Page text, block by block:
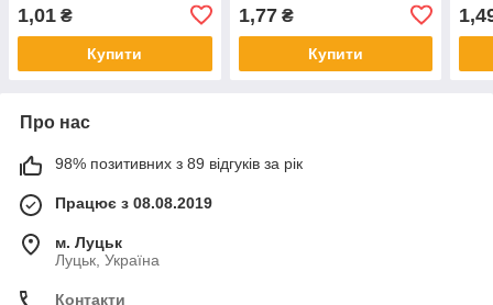
1,01 ₴
Купити
1,77₴
Купити
Про нас
98% позитивних з 89 відгуків за рік
Працює з 08.08.2019
м. Луцьк
Луцьк, Україна
Контакти